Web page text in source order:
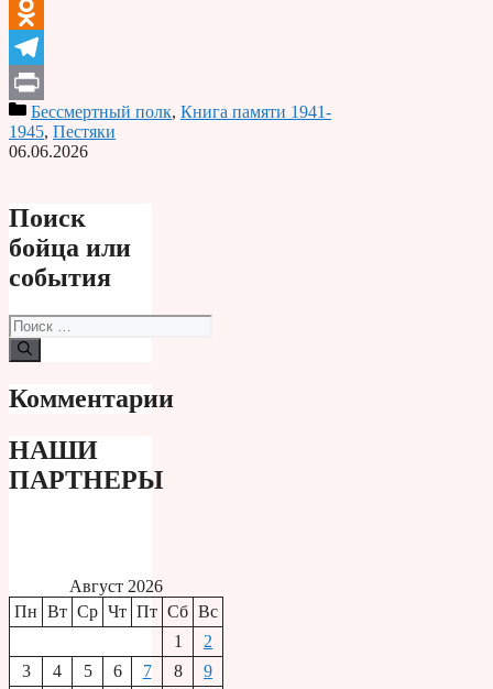
VK
Odnoklassniki
Telegram
PrintБессмертный полк, Книга памяти 1941-
1945, Пестяки
06.06.2026
Поиск
бойца или
события
Поиск:
Комментарии
НАШИ
ПАРТНЕРЫ
Август 2026
Пн Вт Ср Чт Пт Сб Вс
1
2
3
4 5 6 7 8
9